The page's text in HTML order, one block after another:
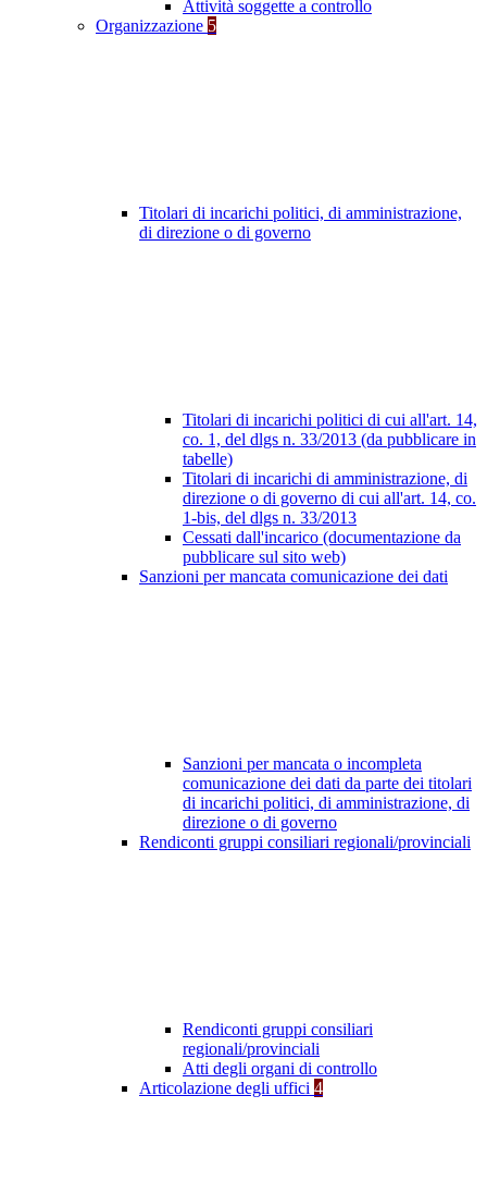
Attività soggette a controllo
Organizzazione 5
Titolari di incarichi politici, di amministrazione,
di direzione o di governo
Titolari di incarichi politici di cui all'art. 14,
co. 1, del dlgs n. 33/2013 (da pubblicare in
tabelle)
Titolari di incarichi di amministrazione, di
direzione o di governo di cui all'art. 14, co.
1-bis, del dlgs n. 33/2013
Cessati dall'incarico (documentazione da
pubblicare sul sito web)
Sanzioni per mancata comunicazione dei dati
Sanzioni per mancata o incompleta
comunicazione dei dati da parte dei titolari
di incarichi politici, di amministrazione, di
direzione o di governo
Rendiconti gruppi consiliari regionali/provinciali
Rendiconti gruppi consiliari
regionali/provinciali
Atti degli organi di controllo
Articolazione degli uffici 4